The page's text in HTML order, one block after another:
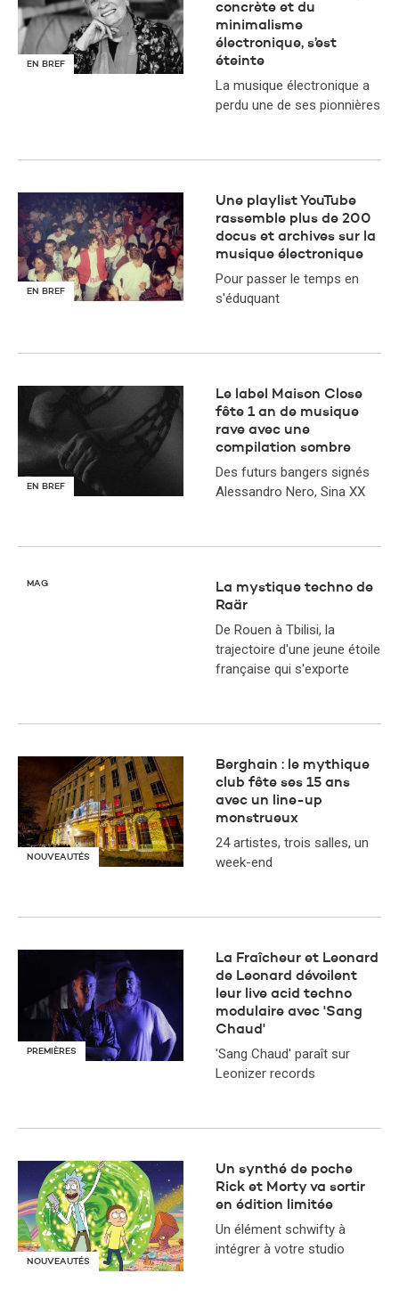
EN BREF
concrète et du
minimalisme
électronique, s’est
éteinte
La musique électronique a
perdu une de ses pionnières
EN BREF
Une playlist YouTube
rassemble plus de 200
docus et archives sur la
musique électronique
Pour passer le temps en
s'éduquant
EN BREF
Le label Maison Close
fête 1 an de musique
rave avec une
compilation sombre
Des futurs bangers signés
Alessandro Nero, Sina XX
MAG
La mystique techno de
Raär
De Rouen à Tbilisi, la
trajectoire d'une jeune étoile
française qui s'exporte
NOUVEAUTÉS
Berghain : le mythique
club fête ses 15 ans
avec un line-up
monstrueux
24 artistes, trois salles, un
week-end
PREMIÈRES
La Fraîcheur et Leonard
de Leonard dévoilent
leur live acid techno
modulaire avec 'Sang
Chaud'
'Sang Chaud' paraît sur
Leonizer records
NOUVEAUTÉS
Un synthé de poche
Rick et Morty va sortir
en édition limitée
Un élément schwifty à
intégrer à votre studio